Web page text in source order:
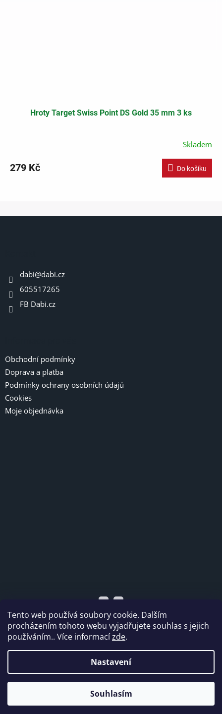
Tento web používá soubory cookie. Dalším
procházením tohoto webu vyjadřujete souhlas s jejich
používáním.. Více informacízde.
Nastavení
Souhlasím
Hroty Target Swiss Point DS Gold 35 mm 3 ks
Skladem
279 Kč Do košíku
dabi@dabi.cz
605517265
FB Dabi.cz
Obchodní podmínky
Doprava a platba
Podmínky ochrany osobních údajů
Cookies
Moje objednávka
Vytvořil Shoptet
Dabi shop s.r.o.
vyhrazena.